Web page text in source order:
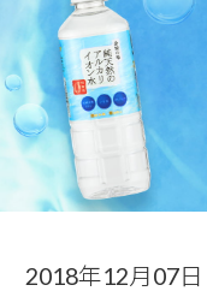
2018年12月07日